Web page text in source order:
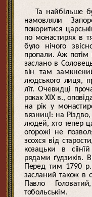
Та найбільше
намовляли
покоритися
по монастирях в
було нічого
пропали. Аж
заслано в
він там
людського лиця,
лїт. Очевидці
роках XIX в.,
на рік у
вязницї: на
людей, хто тепер
огорожі не
зсохся від
козацьки в
рядами ґудзиків.
Перед тим 1790
засланий також в
Павло
тобольськім.